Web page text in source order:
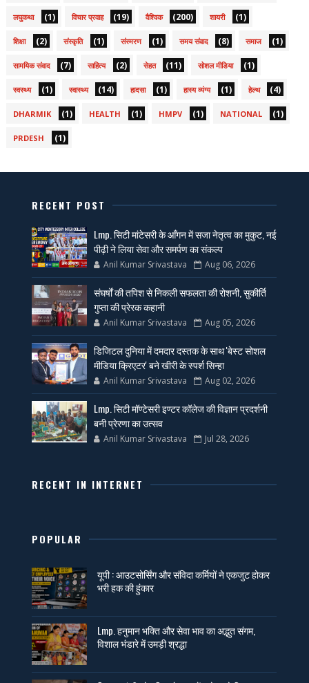
लघुकथा (1) विचार प्रवाह (19) वैश्विक (200) शायरी (1)
शिक्षा (2) संस्कृति (1) संस्मरण (1) समय संवाद (8) समाज (1)
सामयिक संवाद (7) साहित्य (2) सेहत (11) सोशल मीडिया (1)
स्वस्थ्य (1) स्वास्थ्य (14) हादसा (1) हास्य व्यंग्य (1) हेल्थ (4)
DHARMIK (1) HEALTH (1) HMPV (1) NATIONAL (1)
PRDESH (1)
RECENT POST
Lmp. सिटी मांटेसरी के आँगन में सजा नेतृत्व का मुकुट, नई
पीढ़ी ने लिया सेवा और समर्पण का संकल्प
Anil Kumar Srivastava Aug 06, 2026
संघर्षों की तपिश से निकली सफलता की रोशनी, सुकीर्ति
गुप्ता की प्रेरक कहानी
Anil Kumar Srivastava Aug 05, 2026
डिजिटल दुनिया में दमदार दस्तक के साथ 'बेस्ट सोशल
मीडिया क्रिएटर' बने खीरी के स्पर्श सिन्हा
Anil Kumar Srivastava Aug 02, 2026
Lmp. सिटी मॉण्टेसरी इण्टर कॉलेज की विज्ञान प्रदर्शनी
बनी प्रेरणा का उत्सव
Anil Kumar Srivastava Jul 28, 2026
RECENT IN INTERNET
POPULAR
यूपी : आउटसोर्सिंग और संविदा कर्मियों ने एकजुट होकर
भरी हक की हुंकार
Lmp. हनुमान भक्ति और सेवा भाव का अद्भुत संगम,
विशाल भंडारे में उमड़ी श्रद्धा